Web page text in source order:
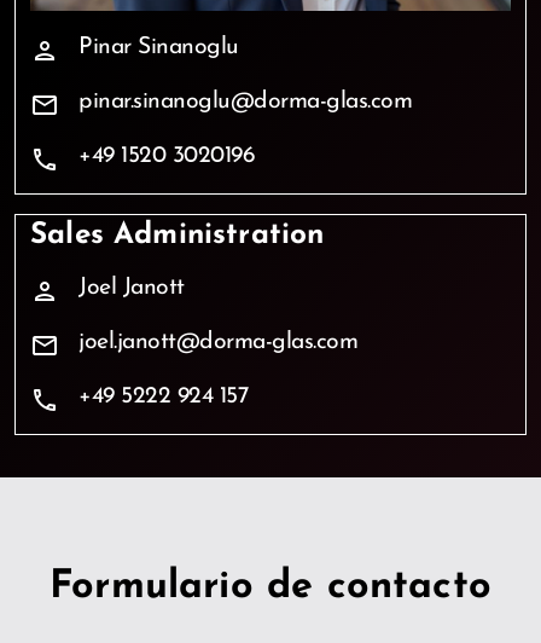
person Pinar Sinanoglu
mail pinar.sinanoglu@dorma-glas.com
phone +49 1520 3020196
Sales Administration
person
Joel Janott
mail joel.janott@dorma-glas.com
phone +49 5222 924 157
Formulario de contacto